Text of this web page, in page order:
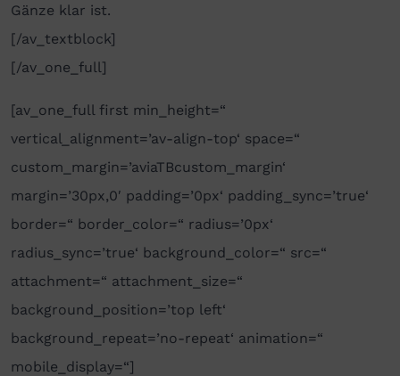
Gänze klar ist.
[/av_textblock]
[/av_one_full]
[av_one_full first min_height=“
vertical_alignment=’av-align-top‘ space=“
custom_margin=’aviaTBcustom_margin‘
margin=’30px,0′ padding=’0px‘ padding_sync=’true‘
border=“ border_color=“ radius=’0px‘
radius_sync=’true‘ background_color=“ src=“
attachment=“ attachment_size=“
background_position=’top left‘
background_repeat=’no-repeat‘ animation=“
mobile_display=“]